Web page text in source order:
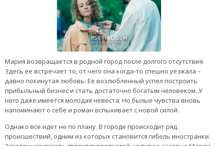
Мария возвращается в родной город после долгого отсутствия.
Здесь ее встречает то, от чего она когда-то спешно уезжала –
давно покинутая любовь. Ее возлюбленный успел построить
прибыльный бизнес и стать достаточно богатым человеком. У
него даже имеется молодая невеста. Но былые чувства вновь
напоминают о себе и роман вспыхивает с новой силой.
Однако все идет не по плану. В городе происходит ряд
происшествий, одним из которых становится гибель иностранки.